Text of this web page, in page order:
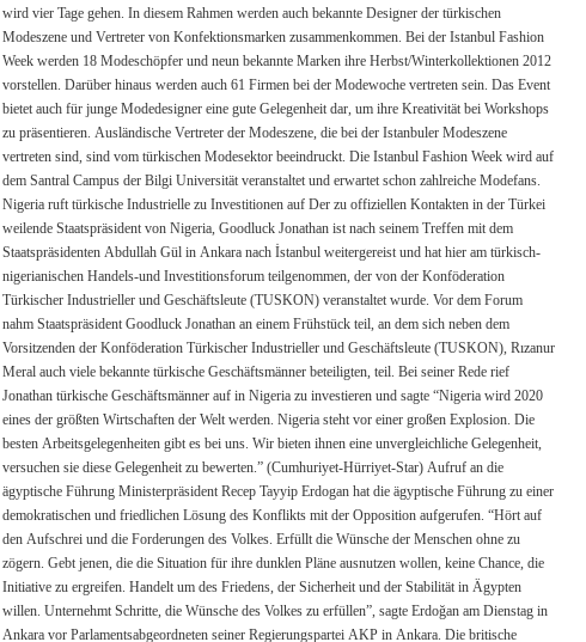
wird vier Tage gehen. In diesem Rahmen werden auch bekannte Designer der türkischen
Modeszene und Vertreter von Konfektionsmarken zusammenkommen. Bei der Istanbul Fashion
Week werden 18 Modeschöpfer und neun bekannte Marken ihre Herbst/Winterkollektionen 2012
vorstellen. Darüber hinaus werden auch 61 Firmen bei der Modewoche vertreten sein. Das Event
bietet auch für junge Modedesigner eine gute Gelegenheit dar, um ihre Kreativität bei Workshops
zu präsentieren. Ausländische Vertreter der Modeszene, die bei der Istanbuler Modeszene
vertreten sind, sind vom türkischen Modesektor beeindruckt. Die Istanbul Fashion Week wird auf
dem Santral Campus der Bilgi Universität veranstaltet und erwartet schon zahlreiche Modefans.
Nigeria ruft türkische Industrielle zu Investitionen auf Der zu offiziellen Kontakten in der Türkei
weilende Staatspräsident von Nigeria, Goodluck Jonathan ist nach seinem Treffen mit dem
Staatspräsidenten Abdullah Gül in Ankara nach İstanbul weitergereist und hat hier am türkisch-
nigerianischen Handels-und Investitionsforum teilgenommen, der von der Konföderation
Türkischer Industrieller und Geschäftsleute (TUSKON) veranstaltet wurde. Vor dem Forum
nahm Staatspräsident Goodluck Jonathan an einem Frühstück teil, an dem sich neben dem
Vorsitzenden der Konföderation Türkischer Industrieller und Geschäftsleute (TUSKON), Rızanur
Meral auch viele bekannte türkische Geschäftsmänner beteiligten, teil. Bei seiner Rede rief
Jonathan türkische Geschäftsmänner auf in Nigeria zu investieren und sagte “Nigeria wird 2020
eines der größten Wirtschaften der Welt werden. Nigeria steht vor einer großen Explosion. Die
besten Arbeitsgelegenheiten gibt es bei uns. Wir bieten ihnen eine unvergleichliche Gelegenheit,
versuchen sie diese Gelegenheit zu bewerten.” (Cumhuriyet-Hürriyet-Star) Aufruf an die
ägyptische Führung Ministerpräsident Recep Tayyip Erdogan hat die ägyptische Führung zu einer
demokratischen und friedlichen Lösung des Konflikts mit der Opposition aufgerufen. “Hört auf
den Aufschrei und die Forderungen des Volkes. Erfüllt die Wünsche der Menschen ohne zu
zögern. Gebt jenen, die die Situation für ihre dunklen Pläne ausnutzen wollen, keine Chance, die
Initiative zu ergreifen. Handelt um des Friedens, der Sicherheit und der Stabilität in Ägypten
willen. Unternehmt Schritte, die Wünsche des Volkes zu erfüllen”, sagte Erdoğan am Dienstag in
Ankara vor Parlamentsabgeordneten seiner Regierungspartei AKP in Ankara. Die britische